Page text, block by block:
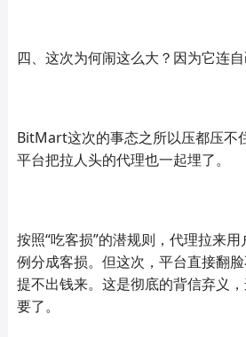
四、这次为何闹这么大？因为它连自
BitMart这次的事态之所以压都压不
平台把拉人头的代理也一起埋了。
按照“吃客损”的潜规则，代理拉来
例分成客损。但这次，平台直接翻
提不出钱来。这是彻底的背信弃义
要了。